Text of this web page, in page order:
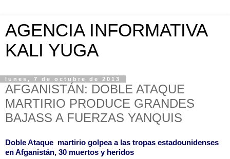
AGENCIA INFORMATIVA
KALI YUGA
lunes, 7 de octubre de 2013
AFGANISTÁN: DOBLE ATAQUE
MARTIRIO PRODUCE GRANDES
BAJASS A FUERZAS YANQUIS
Doble Ataque martirio golpea a las tropas estadounidenses
en Afganistán, 30 muertos y heridos